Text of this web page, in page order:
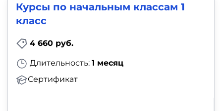
Курсы по начальным классам 1
класс
4 660 руб.
Длительность: 1 месяц
Сертификат